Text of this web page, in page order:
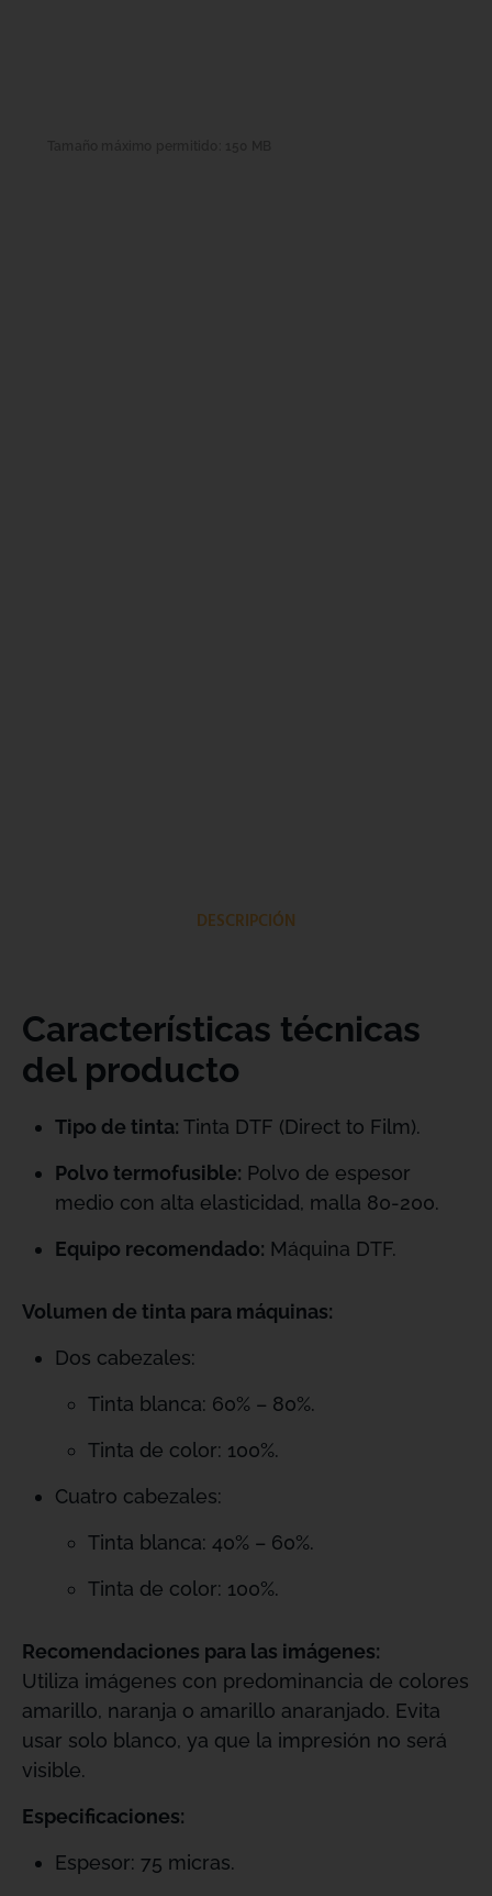
DESCRIPCIÓN
Características técnicas
del producto
Tipo de tinta: Tinta DTF (Direct to Film).
Polvo termofusible: Polvo de espesor
medio con alta elasticidad, malla 80-200.
Equipo recomendado: Máquina DTF.
Volumen de tinta para máquinas:
Dos cabezales:
Tinta blanca: 60% – 80%.
Tinta de color: 100%.
Cuatro cabezales:
Tinta blanca: 40% – 60%.
Tinta de color: 100%.
Recomendaciones para las imágenes:
Utiliza imágenes con predominancia de colores
amarillo, naranja o amarillo anaranjado. Evita
usar solo blanco, ya que la impresión no será
visible.
Especificaciones:
Espesor: 75 micras.